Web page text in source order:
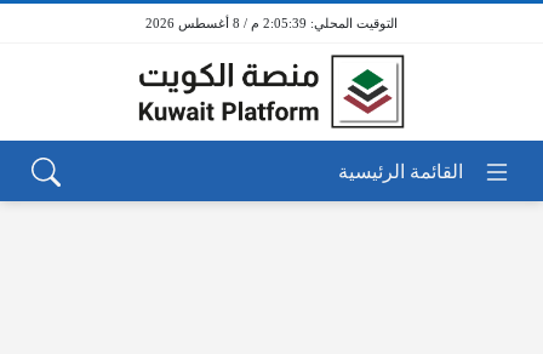
2:05:39 م / 8 أغسطس 2026